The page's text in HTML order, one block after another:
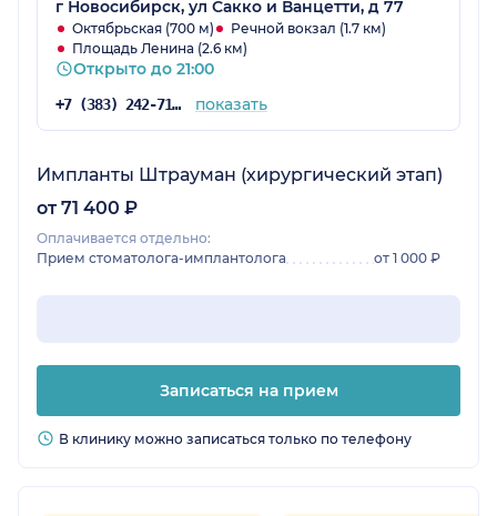
Рекомендую однозначно!!! Ни капли не
пожалела что решилась на такую операцию и
прилетела именно к нему!
г Новосибирск, ул Сакко и Ванцетти, д 77
Октябрьская (700 м)
Речной вокзал (1.7 км)
Площадь Ленина (2.6 км)
Открыто до 21:00
+7 (383) 242-71-97 показать
Импланты Штрауман (хирургический этап)
от 71 400 ₽
Оплачивается отдельно:
Прием стоматолога-имплантолога
от 1 000 ₽
Записаться на прием
В клинику можно записаться только по телефону